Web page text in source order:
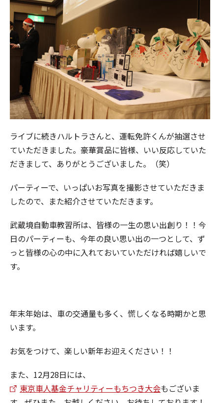
ライブに続きハルトラさんと、運転免許くんが抽選させ
ていただきました。豪華賞品に皆様、いい反応していた
だきまして、ありがとうございました。（笑）
パーティーで、いっぱいお写真を撮影させていただきま
したので、また紹介させていただきます。
武蔵境自動車教習所は、皆様の一生の思い出創り！！今
日のパーティーも、今年の良い思い出の一つとして、ず
っと皆様の心の中に入れておいていただければ嬉しいで
す。
年末年始は、車の交通量も多く、慌しくなる時期かと思
います。
お気をつけて、楽しい新年お迎えください！！
また、12月28日には、
東京車人基金チャリティーもちつき大会もございま